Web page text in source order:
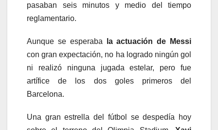
pasaban seis minutos y medio del tiempo
reglamentario.
Aunque se esperaba
la actuación de Messi
con gran expectación, no ha logrado ningún gol
ni realizó ninguna jugada estelar, pero fue
artífice de los dos goles primeros del
Barcelona.
Una gran estrella del fútbol se despedía hoy